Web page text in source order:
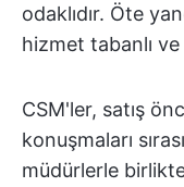
odaklıdır. Öte
hizmet tabanlı
CSM'ler, satış
konuşmaları
müdürlerle